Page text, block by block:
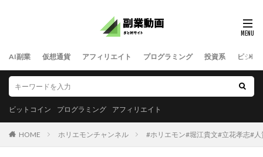
AI副業 仮想通貨 アフィリエイト プログラミング 投資系 ビジネ
ビットコイン プログラミング アフィリエイト
HOME ホリエモンチャンネル #ホリエモン#堀江貴文#立花孝志#